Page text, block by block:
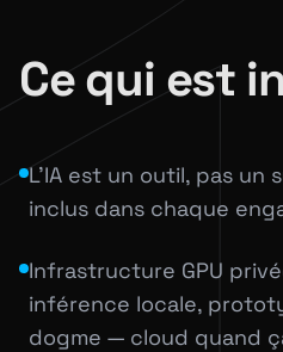
Ce qui est
L'IA est un outil, pas un
inclus dans chaque
Infrastructure GPU
inférence locale,
dogme — cloud quand